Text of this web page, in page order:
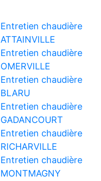
Entretien chaudière
ATTAINVILLE
Entretien chaudière
OMERVILLE
Entretien chaudière
BLARU
Entretien chaudière
GADANCOURT
Entretien chaudière
RICHARVILLE
Entretien chaudière
MONTMAGNY